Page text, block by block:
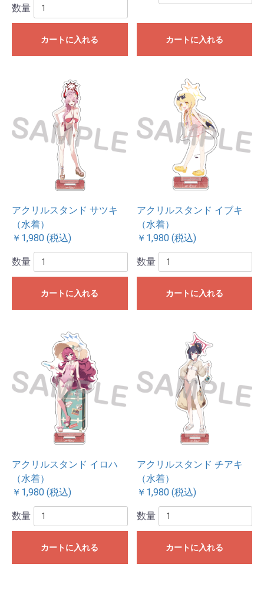
数量
カートに入れる カートに入れる
アクリルスタンド サツキ
（水着）
￥1,980 (税込)
数量
カートに入れる
アクリルスタンド イブキ
（水着）
￥1,980 (税込)
数量
カートに入れる
アクリルスタンド イロハ
（水着）
￥1,980 (税込)
数量
カートに入れる
アクリルスタンド チアキ
（水着）
￥1,980 (税込)
数量
カートに入れる